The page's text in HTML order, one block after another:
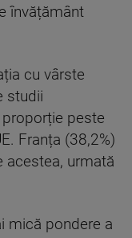
învățământ
cu vârste
studii
peste
Franța (38,2%)
acestea, urmată
mică pondere a